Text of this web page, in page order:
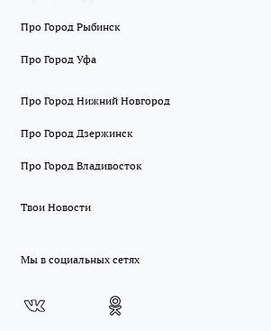
Про Город Рыбинск
Про Город Уфа
Про Город Нижний Новгород
Про Город Дзержинск
Про Город Владивосток
Твои Новости
Мы в социальных сетях